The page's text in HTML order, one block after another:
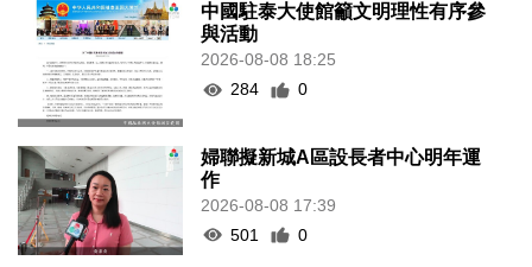
中國駐泰大使館籲文明理性有序參
與活動
2026-08-08 18:25
284
0
婦聯擬新城A區設長者中心明年運
作
2026-08-08 17:39
501
0